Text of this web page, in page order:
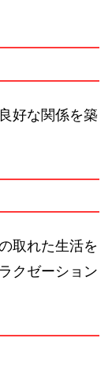
好な関係を築
取れた生活を
クゼーション